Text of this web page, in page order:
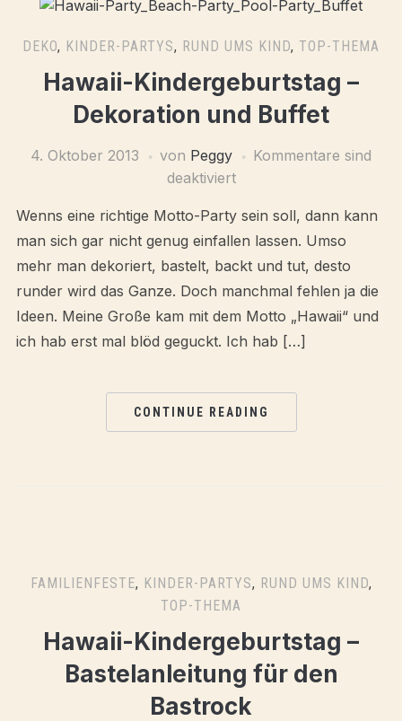
DEKO, KINDER-PARTYS, RUND UMS KIND, TOP-THEMA
Hawaii-Kindergeburtstag –
Dekoration und Buffet
4. Oktober 2013 von Peggy
Kommentare sind
deaktiviert
Wenns eine richtige Motto-Party sein soll, dann kann
man sich gar nicht genug einfallen lassen. Umso
mehr man dekoriert, bastelt, backt und tut, desto
runder wird das Ganze. Doch manchmal fehlen ja die
Ideen. Meine Große kam mit dem Motto „Hawaii“ und
ich hab erst mal blöd geguckt. Ich hab […]
CONTINUE READING
FAMILIENFESTE, KINDER-PARTYS, RUND UMS KIND,
TOP-THEMA
Hawaii-Kindergeburtstag –
Bastelanleitung für den
Bastrock